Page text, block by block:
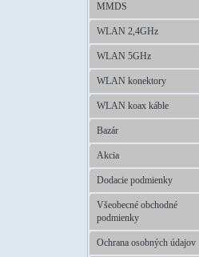
MMDS
WLAN 2,4GHz
WLAN 5GHz
WLAN konektory
WLAN koax káble
Bazár
Akcia
Dodacie podmienky
Všeobecné obchodné
podmienky
Ochrana osobných údajov